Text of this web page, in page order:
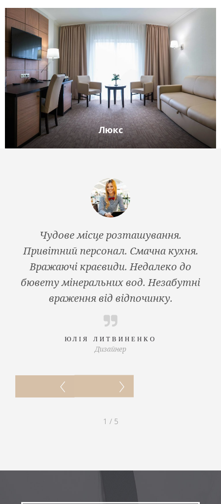
Люкс
Чудове місце розташування.
Привітний персонал. Смачна кухня.
Вражаючі краєвиди. Недалеко до
бювету мінеральних вод. Незабутні
враження від відпочинку.
ЮЛІЯ ЛИТВИНЕНКО
Дизайнер
1 / 5